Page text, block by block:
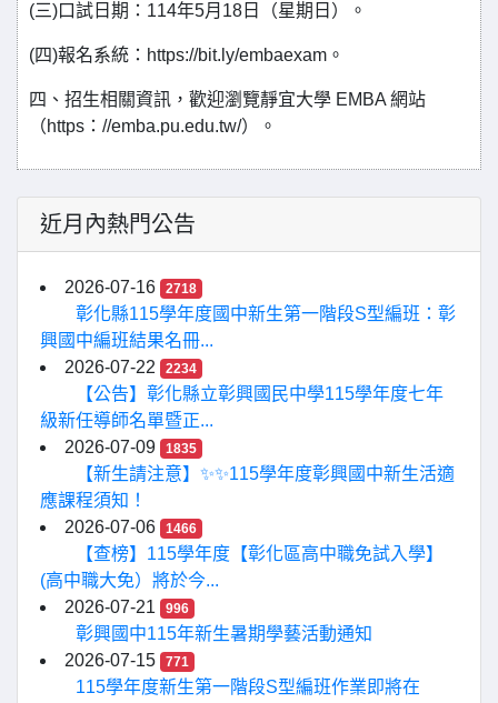
(三)口試日期：114年5月18日（星期日）。
(四)報名系統：https://bit.ly/embaexam。
四、招生相關資訊，歡迎瀏覽靜宜大學 EMBA 網站
（https：//emba.pu.edu.tw/）。
近月內熱門公告
2026-07-16 2718
彰化縣115學年度國中新生第一階段S型編班：彰
興國中編班結果名冊...
2026-07-22
2234
【公告】彰化縣立彰興國民中學115學年度七年
級新任導師名單暨正...
2026-07-09
1835
【新生請注意】✨✨115學年度彰興國中新生活適
應課程須知！
2026-07-06
1466
【查榜】115學年度【彰化區高中職免試入學】
(高中職大免）將於今...
2026-07-21
996
彰興國中115年新生暑期學藝活動通知
2026-07-15
771
115學年度新生第一階段S型編班作業即將在